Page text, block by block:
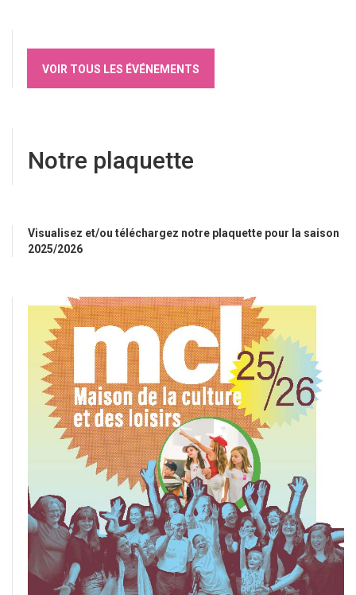
VOIR TOUS LES ÉVÉNEMENTS
Notre plaquette
Visualisez et/ou téléchargez notre plaquette pour la saison
2025/2026